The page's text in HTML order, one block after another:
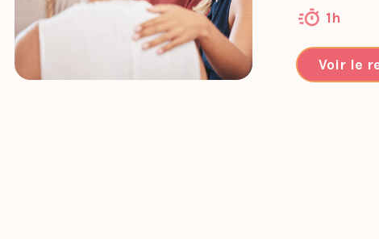
1h
Voir le